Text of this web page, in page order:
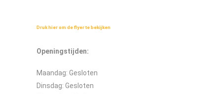
Druk hier om de flyer te bekijken
Openingstijden:
Maandag: Gesloten
Dinsdag: Gesloten